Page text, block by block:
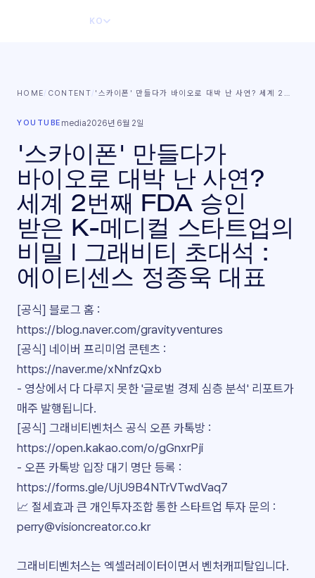
KO
HOME/ CONTENT/ '스카이폰' 만들다가 바이오로 대박 난 사연? 세계 2 …
YOUTUBE media2026년 6월 2일
'스카이폰' 만들다가
바이오로 대박 난 사연?
세계 2번째 FDA 승인
받은 K-메디컬 스타트업의
비밀 | 그래비티 초대석 :
에이티센스 정종욱 대표
[공식] 블로그 홈 :
https://blog.naver.com/gravityventures
[공식] 네이버 프리미엄 콘텐츠 :
https://naver.me/xNnfzQxb
- 영상에서 다 다루지 못한 '글로벌 경제 심층 분석' 리포트가
매주 발행됩니다.
[공식] 그래비티벤처스 공식 오픈 카톡방 :
https://open.kakao.com/o/gGnxrPji
- 오픈 카톡방 입장 대기 명단 등록 :
https://forms.gle/UjU9B4NTrVTwdVaq7
📈 절세효과 큰 개인투자조합 통한 스타트업 투자 문의 :
perry@visioncreator.co.kr
그래비티벤처스는 엑셀러레이터이면서 벤처캐피탈입니다.